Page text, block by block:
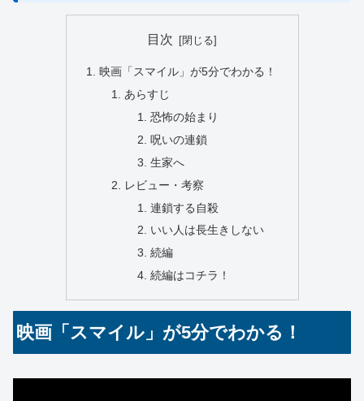
目次
映画「スマイル」が5分でわかる！
あらすじ
恐怖の始まり
呪いの連鎖
生家へ
レビュー・考察
連鎖する自殺
いい人は長生きしない
続編
続編はコチラ！
映画「スマイル」が5分でわかる！